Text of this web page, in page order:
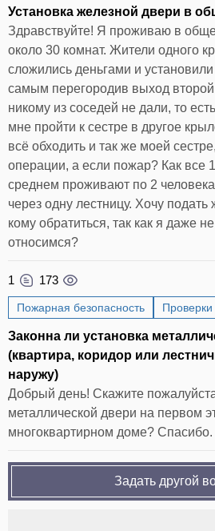
Установка железной двери в
Здравствуйте! Я проживаю в
около 30 комнат. Жители одного
сложились деньгами и
самым перегородив выход
никому из соседей не дали, то
мне пройти к сестре в другое
всё обходить и так же моей
операции, а если пожар? Как все
среднем проживают по 2
через одну лестницу. Хочу
кому обратиться, так как я даже
относимся?
1 173
Пожарная безопасность
Законна ли установка
(квартира, коридор или
наружу)
Добрый день! Скажите
металлической двери на первом
многоквартирном доме? Спасибо.
Задать другой